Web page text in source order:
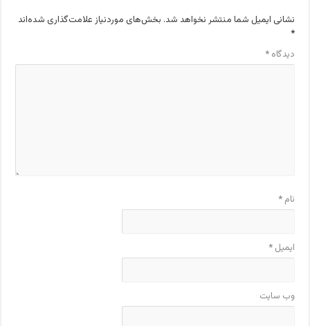
نشانی ایمیل شما منتشر نخواهد شد. بخش‌های موردنیاز علامت‌گذاری شده‌اند
*
دیدگاه*
نام*
ایمیل*
وب‌ سایت